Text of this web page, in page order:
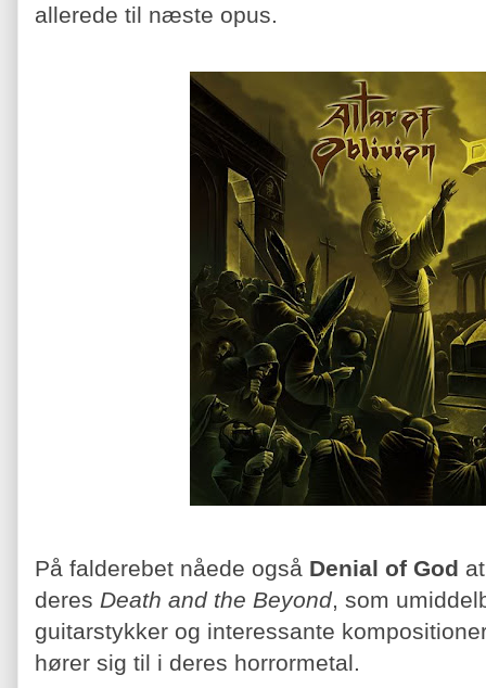
allerede til næste opus.
På falderebet nåede også Denial of God
deres Death and the Beyond, som
guitarstykker og interessante
hører sig til i deres horrormetal.